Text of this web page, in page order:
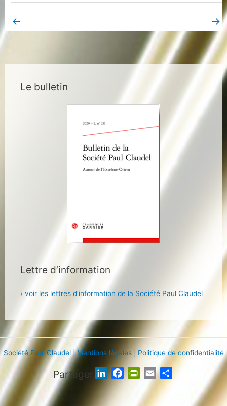
← →
Le bulletin
Lettre d’information
› voir les lettres d’information de la Société Paul Claudel
Société Paul Claudel|Mentions légales| Politique de confidentialité
Partager
i
n
i
E
m
a